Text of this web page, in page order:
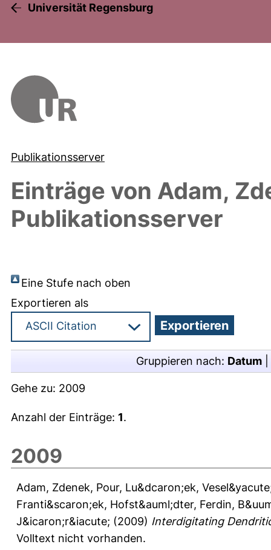
Universität Regensburg
Publikationsserver
Einträge von Adam,
Publikationsserver
Eine Stufe nach oben
Exportieren als
Gruppieren nach: Datum
Gehe zu: 2009
Anzahl der Einträge: 1.
2009
Adam, Zdenek, Pour, Lu&dcaron;ek,
Franti&scaron;ek, Hofst&auml;dter, Ferdin,
J&icaron;r&iacute; (2009) Interdigitating
Volltext nicht vorhanden.